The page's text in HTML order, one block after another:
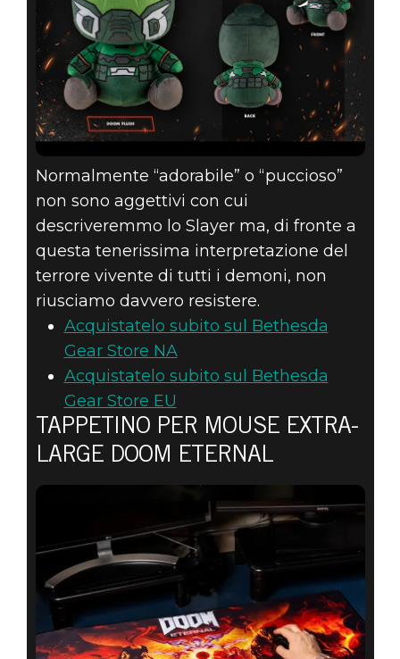
Normalmente “adorabile” o “puccioso”
non sono aggettivi con cui
descriveremmo lo Slayer ma, di fronte a
questa tenerissima interpretazione del
terrore vivente di tutti i demoni, non
riusciamo davvero resistere.
Acquistatelo subito sul Bethesda
Gear Store NA
Acquistatelo subito sul Bethesda
Gear Store EU
TAPPETINO PER MOUSE EXTRA-
LARGE DOOM ETERNAL